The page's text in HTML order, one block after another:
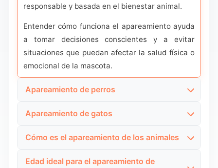
responsable y basada en el bienestar animal.
Entender cómo funciona el apareamiento ayuda
a tomar decisiones conscientes y a evitar
situaciones que puedan afectar la salud física o
emocional de la mascota.
Apareamiento de perros
como la edad, el estado de salud y el
comportamiento de ambos animales. Muchos
el momento adecuado y garantizar un proceso
Apareamiento de gatos
El apareamiento de los gatos suele generar
muchas dudas debido a los comportamientos
intensos que pueden aparecer durante el celo.
Cómo es el apareamiento de los animales
Edad ideal para el apareamiento de